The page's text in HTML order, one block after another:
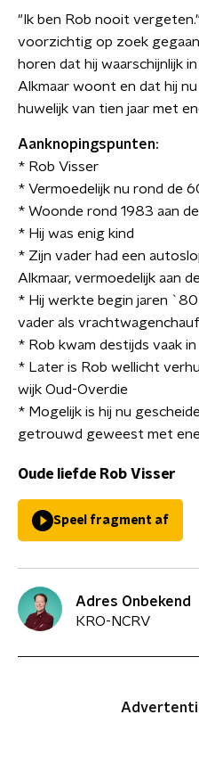
"Ik ben Rob nooit
voorzichtig op zoek
horen dat hij waarschijnlijk
Alkmaar woont en dat hij
huwelijk van tien jaar met
Aanknopingspunten:
* Rob Visser
* Vermoedelijk nu rond de
* Woonde rond 1983 aan
* Hij was enig kind
* Zijn vader had een
Alkmaar, vermoedelijk aan
* Hij werkte begin jaren
vader als
* Rob kwam destijds vaak
* Later is Rob wellicht
wijk Oud-Overdie
* Mogelijk is hij nu
getrouwd geweest met
Oude liefde Rob Visser
Speel fragment af
Adres Onbekend
KRO-NCRV